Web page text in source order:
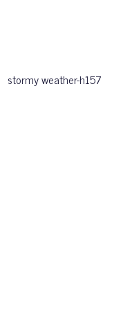
stormy weather-h157